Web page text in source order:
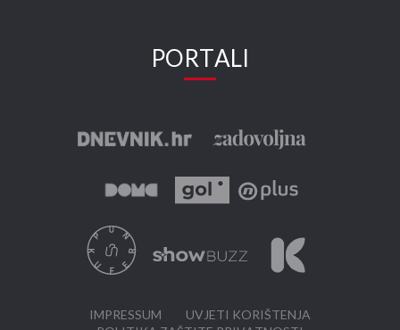
PORTALI
IMPRESSUM
UVJETI KORIŠTENJA